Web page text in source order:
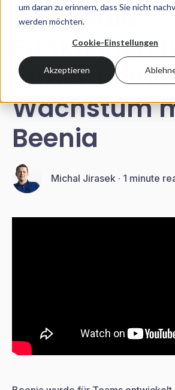
um daran zu erinnern, dass Sie nicht
werden möchten.
Cookie-Einstellungen
Akzeptieren
9 zentrale
Funktionen
Wachstum
Beenia
Michal Jirasek · 1 minute